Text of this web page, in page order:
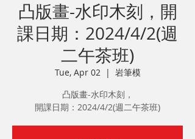
凸版畫-水印木刻，開
課日期：2024/4/2(週
二午茶班)
Tue, Apr 02
  |
岩筆模
凸版畫-水印木刻，
開課日期：2024/4/2(週二午茶班)